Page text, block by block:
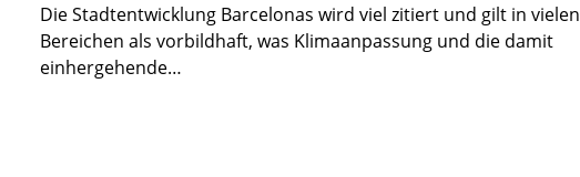
Die Stadtentwicklung Barcelonas wird viel zitiert und gilt in vielen
Bereichen als vorbildhaft, was Klimaanpassung und die damit
einhergehende…